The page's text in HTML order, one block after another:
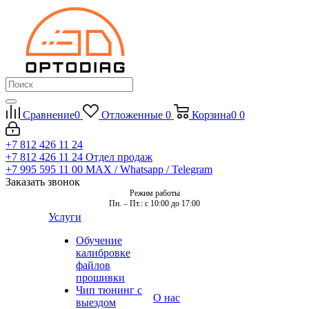
Сравнение0 Отложенные 0 Корзина0 0
+7 812 426 11 24
+7 812 426 11 24 Отдел продаж
+7 995 595 11 00 MAX / Whatsapp / Telegram
Заказать звонок
Режим работы
Пн. – Пт.: с 10:00 до 17:00
Услуги
Обучение
калибровке
файлов
прошивки
Чип тюнинг с
выездом
О нас